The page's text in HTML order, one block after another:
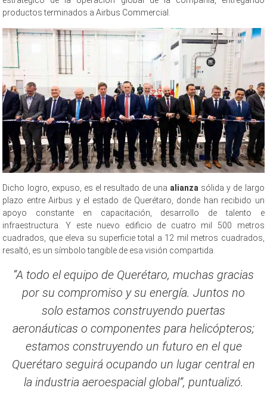
productos terminados a Airbus Commercial.
Dicho logro, expuso, es el resultado de una alianza sólida y de largo
plazo entre Airbus y el estado de Querétaro, donde han recibido un
apoyo constante en capacitación, desarrollo de talento e
infraestructura. Y este nuevo edificio de cuatro mil 500 metros
cuadrados, que eleva su superficie total a 12 mil metros cuadrados,
resaltó, es un símbolo tangible de esa visión compartida.
“A todo el equipo de Querétaro, muchas gracias
por su compromiso y su energía. Juntos no
solo estamos construyendo puertas
aeronáuticas o componentes para helicópteros;
estamos construyendo un futuro en el que
Querétaro seguirá ocupando un lugar central en
la industria aeroespacial global”, puntualizó.